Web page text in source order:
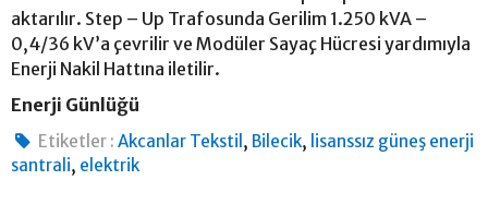
aktarılır. Step – Up Trafosunda Gerilim 1.250 kVA –
0,4/36 kV’a çevrilir ve Modüler Sayaç Hücresi yardımıyla
Enerji Nakil Hattına iletilir.
Enerji Günlüğü
Etiketler : Akcanlar Tekstil , Bilecik, lisanssız güneş enerji
santrali, elektrik